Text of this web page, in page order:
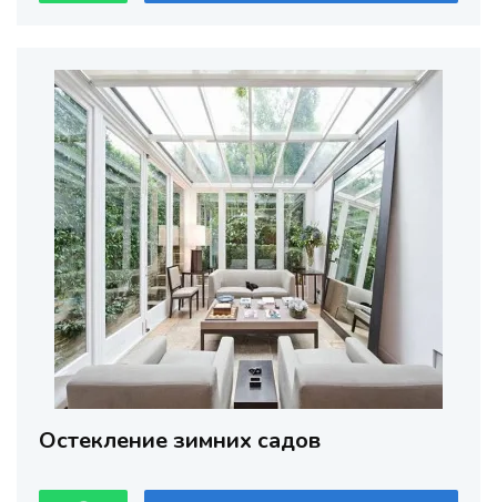
Остекление зимних садов